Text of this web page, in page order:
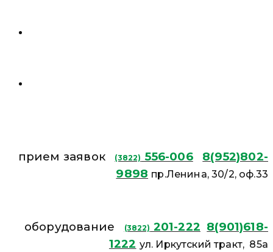
прием заявок (3822) 556-006
8(952)802-
9898 пр.Ленина, 30/2, оф.33
оборудование (3822) 201-222 8(901)618-
1222 ул. Иркутский тракт, 85а